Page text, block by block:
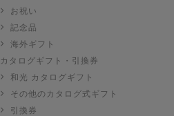
お祝い
記念品
海外ギフト
カタログギフト・引換券
和光 カタログギフト
その他のカタログ式ギフト
引換券